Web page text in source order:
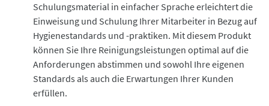
Schulungsmaterial in einfacher Sprache erleichtert die
Einweisung und Schulung Ihrer Mitarbeiter in Bezug auf
Hygienestandards und -praktiken. Mit diesem Produkt
können Sie Ihre Reinigungsleistungen optimal auf die
Anforderungen abstimmen und sowohl Ihre eigenen
Standards als auch die Erwartungen Ihrer Kunden
erfüllen.